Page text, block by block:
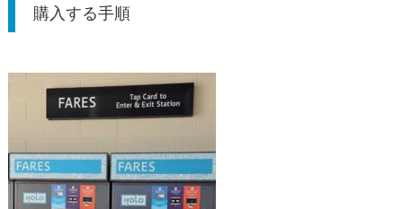
購入する手順